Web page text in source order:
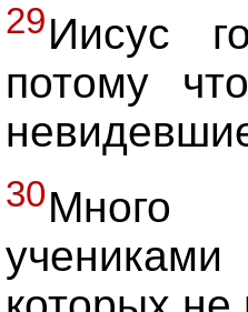
29Иисус
потому
30Много